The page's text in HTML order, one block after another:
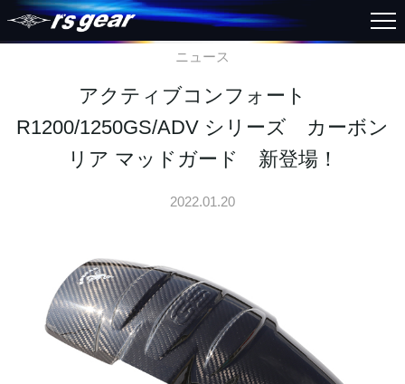
ニュース
アクティブコンフォート
R1200/1250GS/ADV シリーズ カーボン
リア マッドガード 新登場！
2022.01.20